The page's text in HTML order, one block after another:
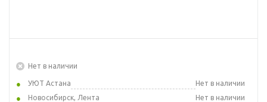
Нет в наличии
УЮТ Астана
Нет в наличии
Новосибирск, Лента
Нет в наличии